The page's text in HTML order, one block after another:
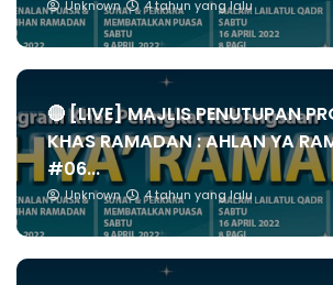
Unknown 4 tahun yang lalu
🔴 [LIVE] MAJLIS PENUTUPAN
KHAS RAMADAN : AHLAN YA
#06...
Unknown 4 tahun yang lalu